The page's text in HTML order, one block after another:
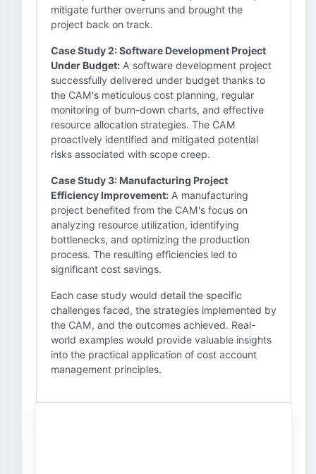
mitigate further overruns and brought the
project back on track.
Case Study 2: Software Development Project
Under Budget: A software development project
successfully delivered under budget thanks to
the CAM's meticulous cost planning, regular
monitoring of burn-down charts, and effective
resource allocation strategies. The CAM
proactively identified and mitigated potential
risks associated with scope creep.
Case Study 3: Manufacturing Project
Efficiency Improvement: A manufacturing
project benefited from the CAM's focus on
analyzing resource utilization, identifying
bottlenecks, and optimizing the production
process. The resulting efficiencies led to
significant cost savings.
Each case study would detail the specific
challenges faced, the strategies implemented by
the CAM, and the outcomes achieved. Real-
world examples would provide valuable insights
into the practical application of cost account
management principles.